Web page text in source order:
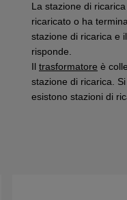
La stazione di
ricaricato o ha
stazione di ricarica e
risponde.
Il trasformatore è
stazione di ricarica.
esistono stazioni di